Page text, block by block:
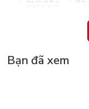
Bạn đã xem